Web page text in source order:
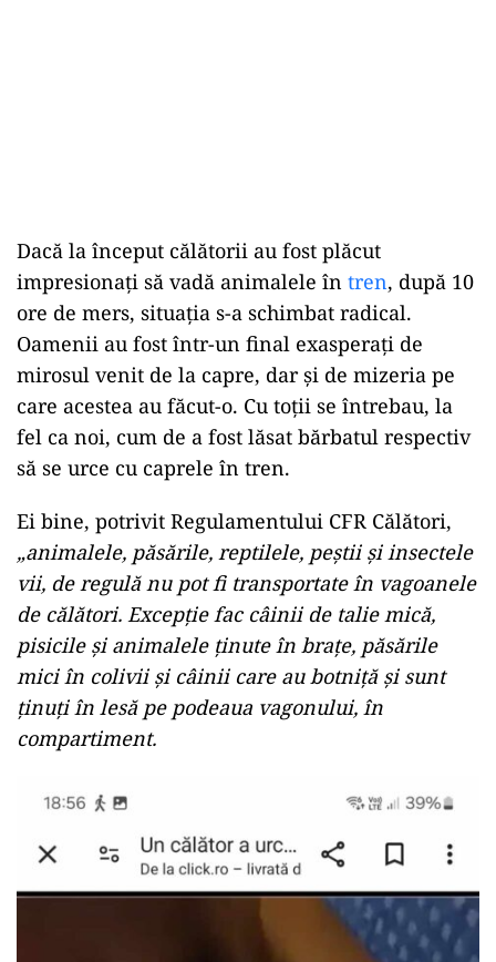
Dacă la început călătorii au fost plăcut
impresionați să vadă animalele în tren, după 10
ore de mers, situația s-a schimbat radical.
Oamenii au fost într-un final exasperați de
mirosul venit de la capre, dar și de mizeria pe
care acestea au făcut-o. Cu toții se întrebau, la
fel ca noi, cum de a fost lăsat bărbatul respectiv
să se urce cu caprele în tren.
Ei bine, potrivit Regulamentului CFR Călători,
„animalele, păsările, reptilele, peștii și insectele
vii, de regulă nu pot fi transportate în vagoanele
de călători. Excepție fac câinii de talie mică,
pisicile și animalele ținute în brațe, păsările
mici în colivii și câinii care au botniță și sunt
ținuți în lesă pe podeaua vagonului, în
compartiment.